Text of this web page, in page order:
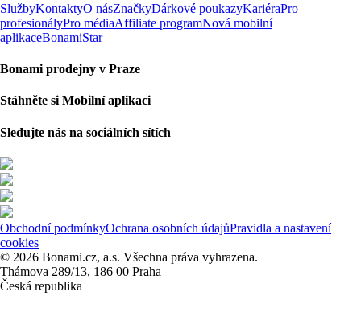
SlužbyKontaktyO násZnačkyDárkové poukazyKariéraPro
profesionályPro médiaAffiliate programNová mobilní
aplikaceBonamiStar
Bonami prodejny v Praze
Stáhněte si Mobilní aplikaci
Sledujte nás na sociálních sítích
Obchodní podmínkyOchrana osobních údajůPravidla a nastavení
cookies
© 2026 Bonami.cz, a.s. Všechna práva vyhrazena.
Thámova 289/13, 186 00 Praha
Česká republika